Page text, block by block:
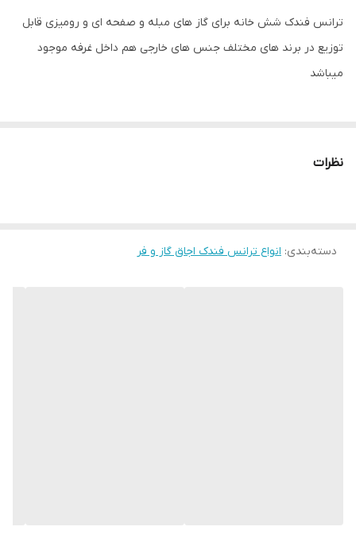
ترانس فندک شش خانه برای گاز های مبله و صفحه ای و رومیزی قابل
توزیع در برند های مختلف جنس های خارجی هم داخل غرفه موجود
میباشد
نظرات
دسته‌بندی: انواع ترانس فندک اجاق گاز و فر